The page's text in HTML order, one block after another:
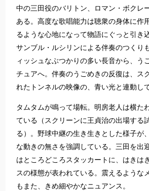
中の三田役のバリトン、ロマン・ボクレ
ある。高度な歌唱能力は聴衆の身体に作
るような心地になって物語にぐっと引き
サンブル・ルシリンによる伴奏のつくり
ィッシュなぶつかりの多い長音から、う
チュアへ。伴奏のうごめきの反復は、ス
れたトンネルの映像の、青い光と連動し
タムタムが鳴って場転。明房老人は横た
ている（スクリーンに王貞治の出場する
る）。野球中継の生き生きとした様子が
な動きの無さを強調している。三田を出
はところどころスタッカートに、はきは
スの様態が表われている。震えるような
もまた、きめ細やかなニュアンス。